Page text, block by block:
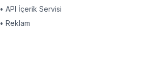
• API İçerik Servisi
• Reklam